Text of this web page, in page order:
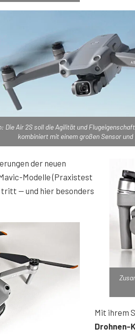
Die Air 2S soll die Agilität und
kombiniert mit einem großen Sensor
der neuen
Modelle (Praxistest
tritt — und hier besonders
Mit ihrem
Drohnen-